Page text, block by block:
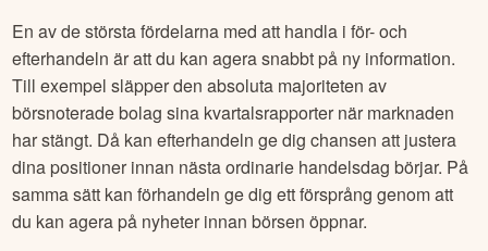
En av de största fördelarna med att handla i för- och
efterhandeln är att du kan agera snabbt på ny information.
Till exempel släpper den absoluta majoriteten av
börsnoterade bolag sina kvartalsrapporter när marknaden
har stängt. Då kan efterhandeln ge dig chansen att justera
dina positioner innan nästa ordinarie handelsdag börjar. På
samma sätt kan förhandeln ge dig ett försprång genom att
du kan agera på nyheter innan börsen öppnar.